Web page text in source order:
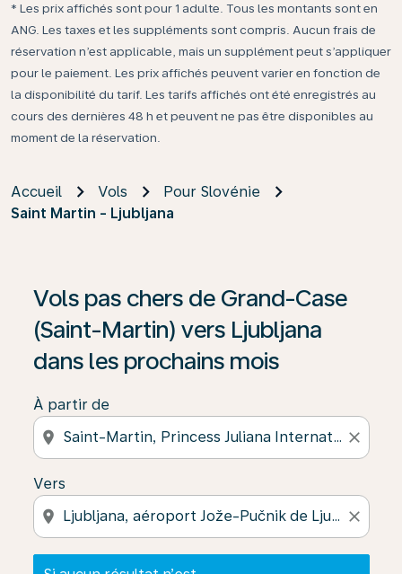
* Les prix affichés sont pour 1 adulte. Tous les montants sont en
ANG. Les taxes et les suppléments sont compris. Aucun frais de
réservation n’est applicable, mais un supplément peut s’appliquer
pour le paiement. Les prix affichés peuvent varier en fonction de
la disponibilité du tarif. Les tarifs affichés ont été enregistrés au
cours des dernières 48 h et peuvent ne pas être disponibles au
moment de la réservation.
Accueil Vols
Pour Slovénie
Saint Martin - Ljubljana
Vols pas chers de Grand-Case
(Saint-Martin) vers Ljubljana
dans les prochains mois
À partir de
location_on close
Vers
location_on close
Si aucun résultat n’est disponible, cliquez sur «